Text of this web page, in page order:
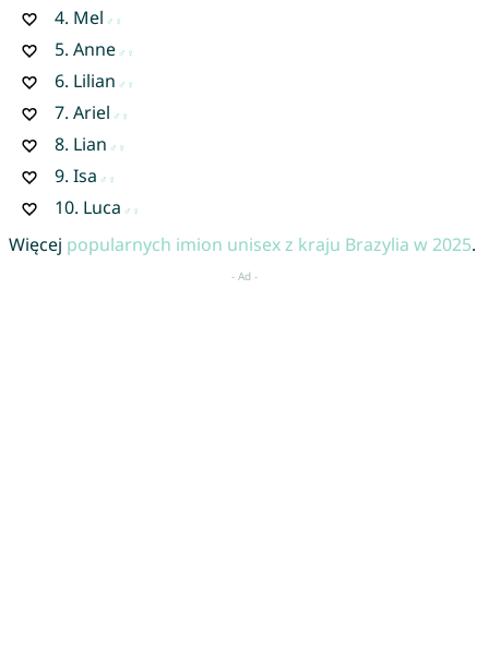
4. Mel
5. Anne
6. Lilian
7. Ariel
8. Lian
9. Isa
10. Luca
Więcej popularnych imion unisex z kraju Brazylia w 2025.